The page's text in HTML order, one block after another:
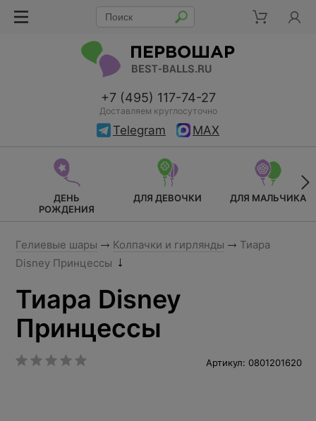
+7 (495) 117-74-27
Доставляем круглосуточно
Telegram MAX
ДЕНЬ
РОЖДЕНИЯ
ДЛЯ ДЕВОЧКИ ДЛЯ МАЛЬЧИКА
Гелиевые шары Колпачки и гирлянды
Тиара
Disney Принцессы
Тиара Disney
Принцессы
Артикул: 0801201620